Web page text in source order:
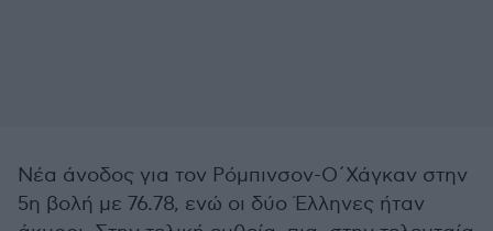
Νέα άνοδος για τον Ρόμπινσον-Ο΄Χάγκαν στην
5η βολή με 76.78, ενώ οι δύο Έλληνες ήταν